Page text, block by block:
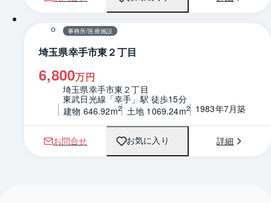
間取り
事務所/医療施設
埼玉県幸手市東２丁目
6,800万円
埼玉県幸手市東２丁目
東武日光線「幸手」駅 徒歩15分
建物 646.92m2 土地 1069.24m2 1983年7月築
お問合せ お気に入り 詳細